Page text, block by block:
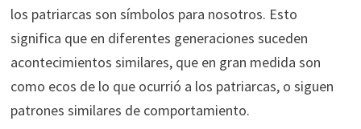
los patriarcas son símbolos para nosotros. Esto
significa que en diferentes generaciones suceden
acontecimientos similares, que en gran medida son
como ecos de lo que ocurrió a los patriarcas, o siguen
patrones similares de comportamiento.